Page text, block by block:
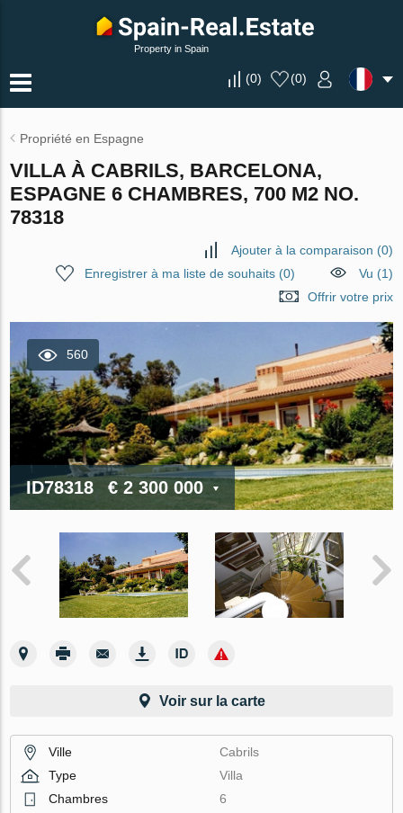
Property in Spain
(0) (0)
Propriété en Espagne
VILLA À CABRILS, BARCELONA,
ESPAGNE 6 CHAMBRES, 700 M2 NO.
78318
Ajouter à la comparaison (0)
Enregistrer à ma liste de souhaits(0)
Vu (1)
Offrir votre prix
560
ID78318 € 2 300 000
Voir sur la carte
Ville
Cabrils
Type
Villa
Chambres
6